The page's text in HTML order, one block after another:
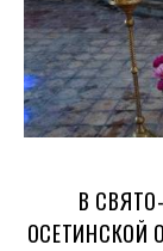
В
ОСЕТИНСКОЙ